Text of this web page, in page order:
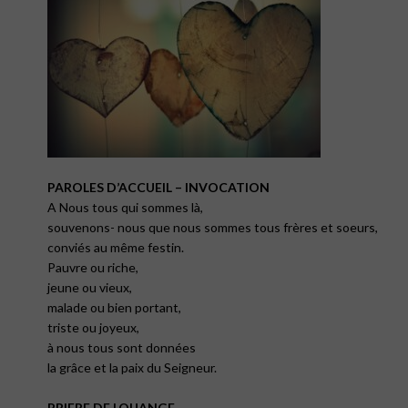
PAROLES D’ACCUEIL – INVOCATION
A Nous tous qui sommes là,
souvenons- nous que nous sommes tous frères et soeurs,
conviés au même festin.
Pauvre ou riche,
jeune ou vieux,
malade ou bien portant,
triste ou joyeux,
à nous tous sont données
la grâce et la paix du Seigneur.